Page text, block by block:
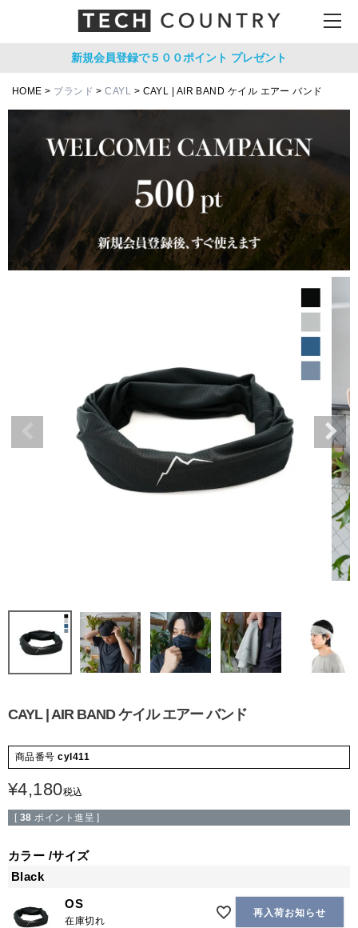
新規会員登録で５００ポイント プレゼント
HOME ブランド CAYL CAYL | AIR BAND ケイル エアー バンド
CAYL | AIR BAND ケイル エアー バンド
商品番号 cyl411
¥4,180税込
[ 38 ポイント進呈 ]
カラー サイズ
Black
OS
在庫切れ
再入荷お知らせ